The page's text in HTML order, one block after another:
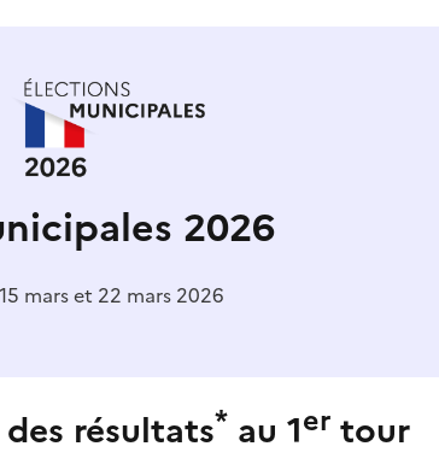
2026
15 mars et 22 mars 2026
résultats* au 1er tour